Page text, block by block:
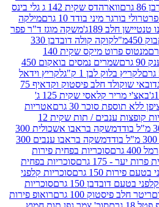
ווארהדס שקית 142 ג גלי בינס
בודד 10 גרם
מילקה
משקה מוגז ד"ר פפר
קוקה קולה דובדבן 330
מנטוס פרוט מיקס שקית 140
שמרים נמסים בואקום 450
לבן 1 ק"ג
לקריץ וידאל
דובאי שוקולד חלב פיסטוק וקדאיף 75
באצ'י מריר קלאסי שקית 125 ג'
30 גרם
אטריות
צמר גפן עם סוכריות קופצות ענבים / תות שקית 12
משקה בראבו אשכולית 300
משקה בראבו ענבים 300
סוכריות בפחית פירות
סוכריות בפחית
סוכריות קלפני
150 גרם
סוכריות
100 גרם
רואופ פירות